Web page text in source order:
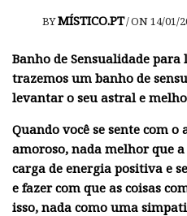
BYMÍSTICO.PT/ON 14/01/
Banho de Sensualidade
trazemos um banho de
levantar o seu astral e
Quando você se sente com
amoroso, nada melhor que
carga de energia positiva e
e fazer com que as coisas
isso, nada como uma